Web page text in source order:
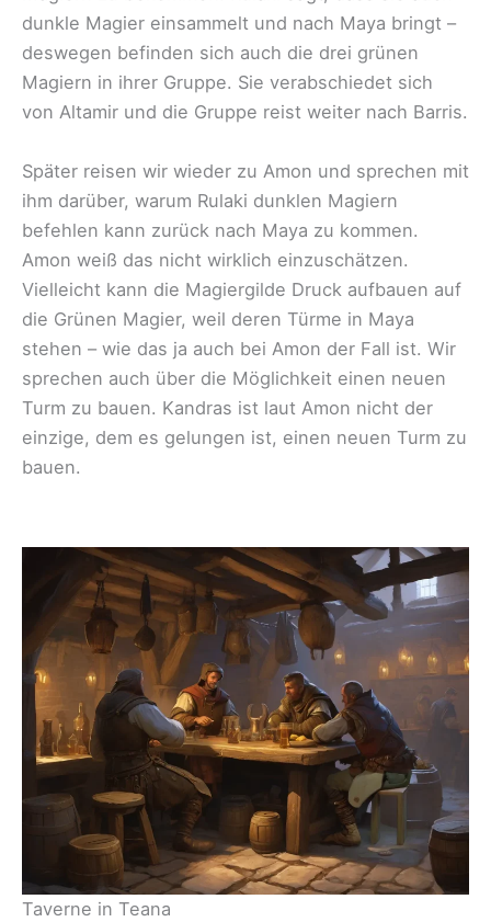
dunkle Magier einsammelt und nach Maya bringt –
deswegen befinden sich auch die drei grünen
Magiern in ihrer Gruppe. Sie verabschiedet sich
von Altamir und die Gruppe reist weiter nach Barris.
Später reisen wir wieder zu Amon und sprechen mit
ihm darüber, warum Rulaki dunklen Magiern
befehlen kann zurück nach Maya zu kommen.
Amon weiß das nicht wirklich einzuschätzen.
Vielleicht kann die Magiergilde Druck aufbauen auf
die Grünen Magier, weil deren Türme in Maya
stehen – wie das ja auch bei Amon der Fall ist. Wir
sprechen auch über die Möglichkeit einen neuen
Turm zu bauen. Kandras ist laut Amon nicht der
einzige, dem es gelungen ist, einen neuen Turm zu
bauen.
Taverne in Teana